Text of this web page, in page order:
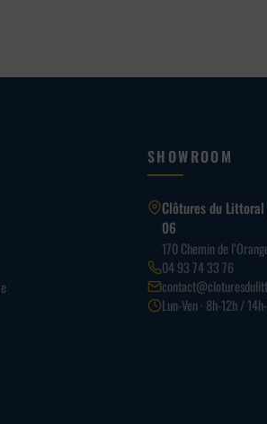
SHOWROOM
Clôtures du
06
170 Chemin de
04 93 74 33 76
Lun-Ven · 8h-12h /